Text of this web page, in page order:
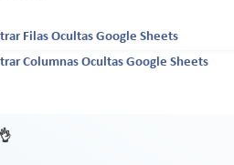
Filas Ocultas Google Sheets
Columnas Ocultas Google Sheets